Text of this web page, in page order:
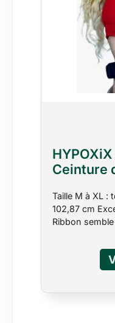
Ceinture
Pilates,
Tour de
102,87
Taille M à XL :
102,87 cm
Ribbon
prototypes et
simplicité
meilleurs